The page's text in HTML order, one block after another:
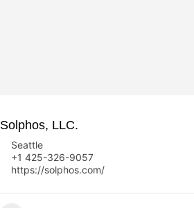
Solphos, LLC.
Seattle
+1 425-326-9057
https://solphos.com/